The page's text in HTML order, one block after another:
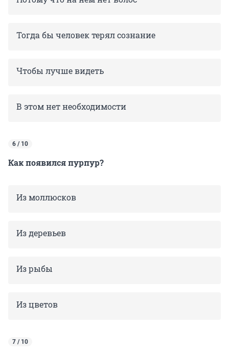
Тогда бы человек терял сознание
Чтобы лучше видеть
В этом нет необходимости
6 / 10
Как появился пурпур?
Из моллюсков
Из деревьев
Из рыбы
Из цветов
7 / 10